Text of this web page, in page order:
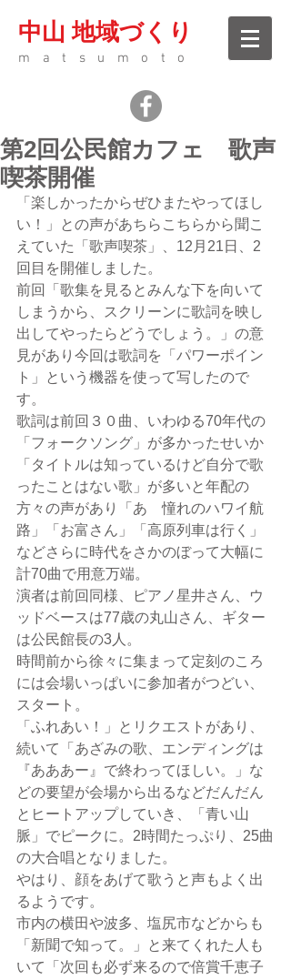
中山 地域づくり
matsumoto
第2回公民館カフェ 歌声
喫茶開催
「楽しかったからぜひまたやってほし
い！」との声があちらこちらから聞こ
えていた「歌声喫茶」、12月21日、2
回目を開催しました。
前回「歌集を見るとみんな下を向いて
しまうから、スクリーンに歌詞を映し
出してやったらどうでしょう。」の意
見があり今回は歌詞を「パワーポイン
ト」という機器を使って写したので
す。
歌詞は前回３０曲、いわゆる70年代の
「フォークソング」が多かったせいか
「タイトルは知っているけど自分で歌
ったことはない歌」が多いと年配の
方々の声があり「あゝ憧れのハワイ航
路」「お富さん」「高原列車は行く」
などさらに時代をさかのぼって大幅に
計70曲で用意万端。
演者は前回同様、ピアノ星井さん、ウ
ッドベースは77歳の丸山さん、ギター
は公民館長の3人。
時間前から徐々に集まって定刻のころ
には会場いっぱいに参加者がつどい、
スタート。
「ふれあい！」とリクエストがあり、
続いて「あざみの歌、エンディングは
『あああー』で終わってほしい。」な
どの要望が会場から出るなどだんだん
とヒートアップしていき、「青い山
脈」でピークに。2時間たっぷり、25曲
の大合唱となりました。
やはり、顔をあげて歌うと声もよく出
るようです。
市内の横田や波多、塩尻市などからも
「新聞で知って。」と来てくれた人も
いて「次回も必ず来るので倍賞千恵子